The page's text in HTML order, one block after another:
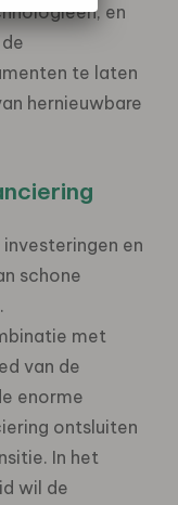
en
te laten
hernieuwbare
en
schone
met
van de
enorme
ontsluiten
In het
wil de